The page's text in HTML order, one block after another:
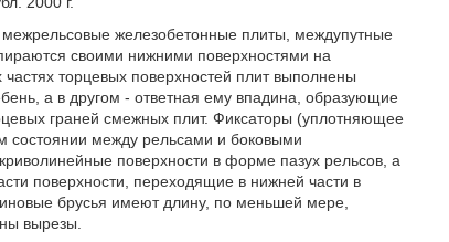
железобетонные плиты, междупутные
своими нижними поверхностями на
торцевых поверхностей плит выполнены
а в другом - ответная ему впадина, образующие
граней смежных плит. Фиксаторы (уплотняющее
состоянии между рельсами и боковыми
поверхности в форме пазух рельсов, а
поверхности, переходящие в нижней части в
брусья имеют длину, по меньшей мере,
вырезы.